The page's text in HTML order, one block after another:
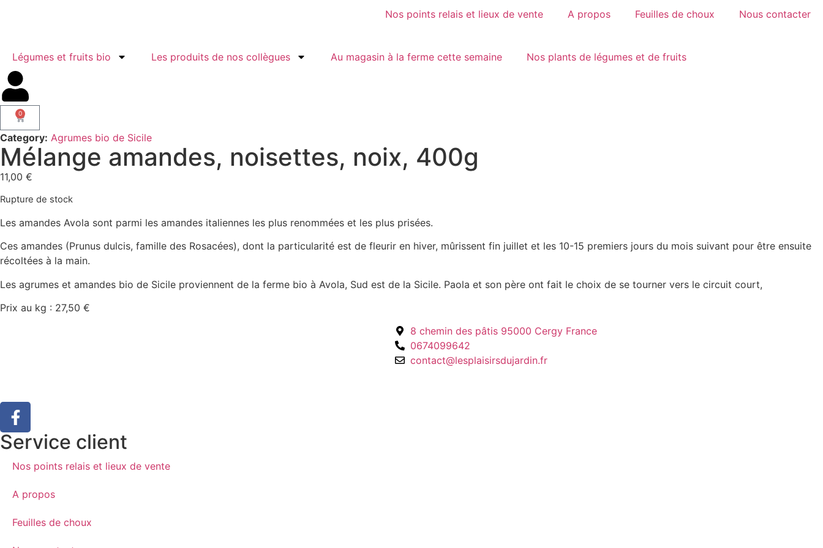
Nos points relais et lieux de vente A propos Feuilles de choux Nous contacter
Légumes et fruits bio Les produits de nos collègues Au magasin à la ferme cette semaine Nos plants de légumes et de fruits
0
Category: Agrumes bio de Sicile
Mélange amandes, noisettes, noix, 400g
11,00 €
Rupture de stock
Les amandes Avola sont parmi les amandes italiennes les plus renommées et les plus prisées.
Ces amandes (Prunus dulcis, famille des Rosacées), dont la particularité est de fleurir en hiver, mûrissent fin juillet et les 10-15 premiers jours du mois suivant pour être ensuite
récoltées à la main.
Les agrumes et amandes bio de Sicile proviennent de la ferme bio à Avola, Sud est de la Sicile. Paola et son père ont fait le choix de se tourner vers le circuit court,
Prix au kg : 27,50 €
8 chemin des pâtis 95000 Cergy France
0674099642
contact@lesplaisirsdujardin.fr
Service client
Nos points relais et lieux de vente
A propos
Feuilles de choux